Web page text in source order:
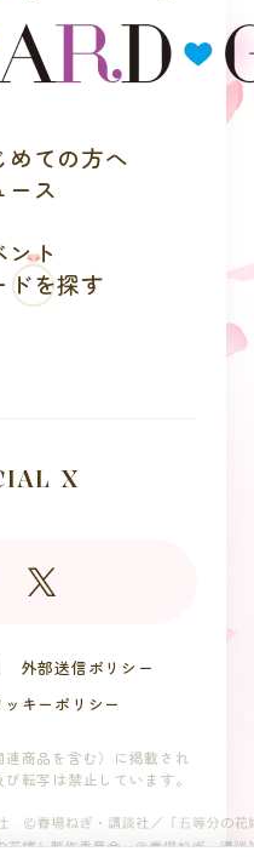
めての方へ
ース
ント
ドを探す
X
外部送信ポリシー
ッキーポリシー
商品を含む）に掲載され
転写は禁止しています。